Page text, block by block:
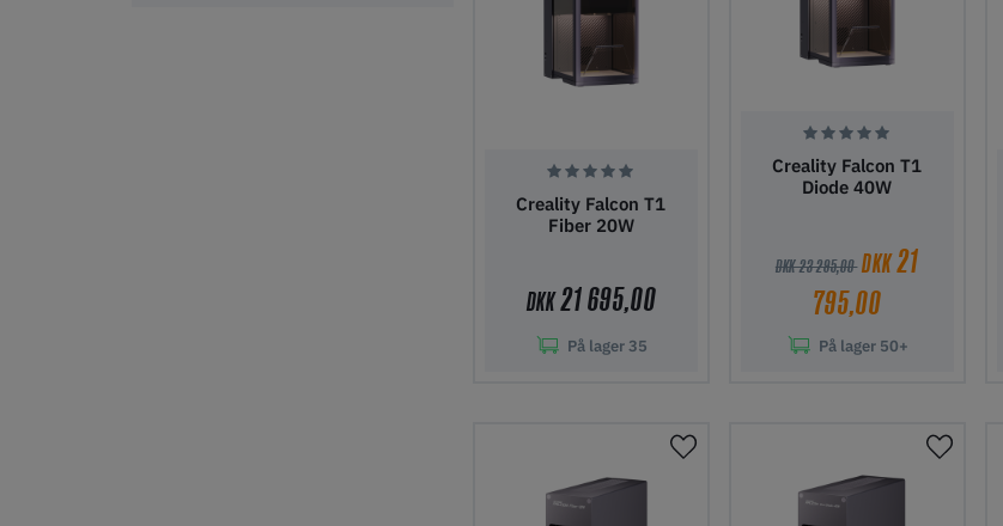
Creality Falcon T1
Fiber 20W
DKK21 695,00
På lager35
Creality Falcon T1
Diode 40W
DKK 23 295,00 DKK21
795,00
På lager 50+